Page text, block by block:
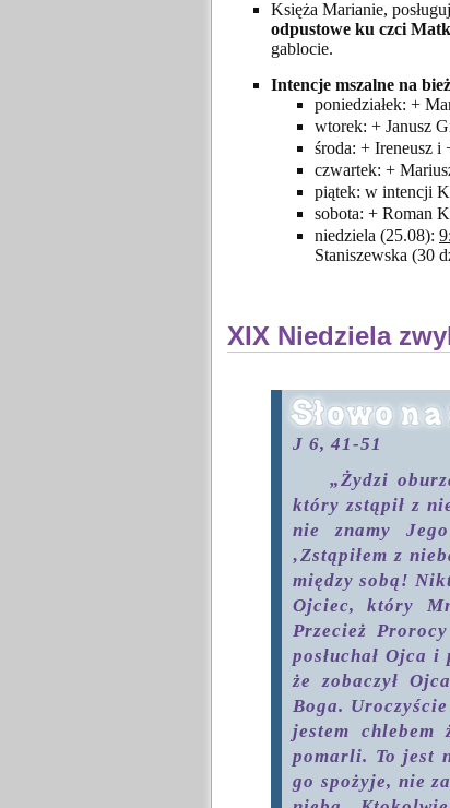
Księża Marianie,
odpustowe ku czci
gablocie.
Intencje mszalne na
poniedziałek: +
wtorek: + Janusz
środa: + Ireneusz i
czwartek: +
piątek: w intencji
sobota: + Roman
niedziela (25.08):
Staniszewska (30
XIX Niedziela
J 6, 41-51
„Żydzi
który zstąpił z
nie znamy
‚Zstąpiłem z
między sobą!
Ojciec, który
Przecież
posłuchał Ojca
że zobaczył
Boga.
jestem
pomarli. To jest
go spożyje, nie